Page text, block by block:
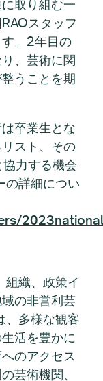
取り組む一
スタッフ
。2年目の
、芸術に関
うことを期
卒業生とな
スト、その
力する機会
詳細につい
組織、政策イ
の非営利芸
、多様な観客
活を豊かに
のアクセス
芸術機関、